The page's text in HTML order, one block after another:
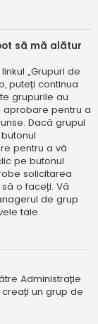
să mă alătur
„Grupuri de
puteți continua
grupurile au
aprobare pentru a
Dacă grupul
pentru a vă
pe butonul
solicitarea
o faceți. Vă
de grup
tale.
Administrație
un grup de